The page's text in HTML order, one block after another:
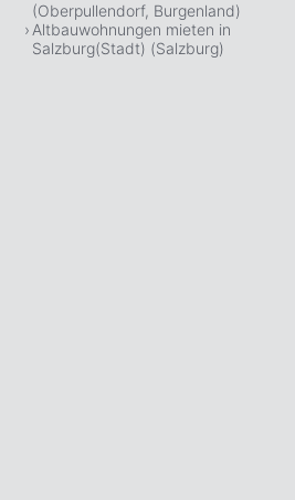
(Oberpullendorf, Burgenland)
Altbauwohnungen mieten in
Salzburg(Stadt) (Salzburg)